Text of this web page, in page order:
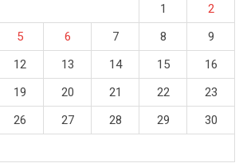
1
2
5 6 7 8
9
12 13 14 15
16
19 20 21 22
23
26 27 28 29
30